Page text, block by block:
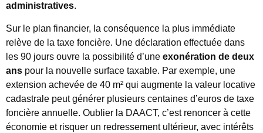
administratives.
Sur le plan financier, la conséquence la plus immédiate
relève de la taxe foncière. Une déclaration effectuée dans
les 90 jours ouvre la possibilité d’une exonération de deux
ans pour la nouvelle surface taxable. Par exemple, une
extension achevée de 40 m² qui augmente la valeur locative
cadastrale peut générer plusieurs centaines d’euros de taxe
foncière annuelle. Oublier la DAACT, c’est renoncer à cette
économie et risquer un redressement ultérieur, avec intérêts